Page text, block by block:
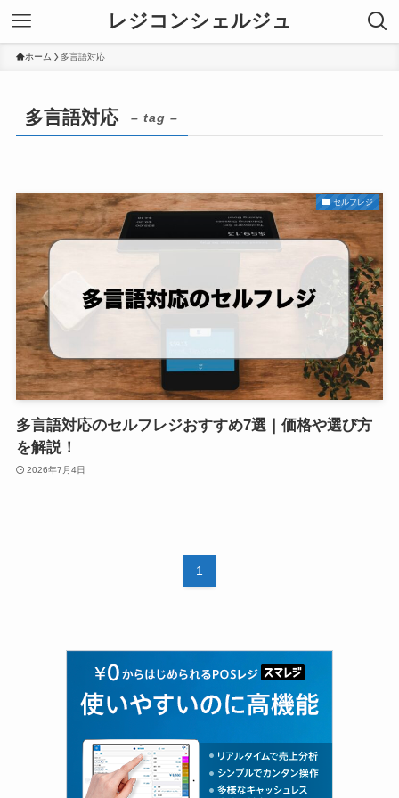
レジコンシェルジュ
ホーム 多言語対応
多言語対応 – tag –
セルフレジ
多言語対応のセルフレジおすすめ7選｜価格や選び方
を解説！
2026年7月4日
1